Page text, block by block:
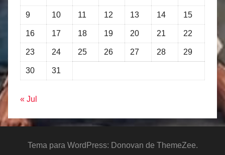
9 10 11 12 13 14 15
16 17 18 19 20 21 22
23 24 25 26 27 28 29
30 31
« Jul
Tema para WordPress: Donovan de ThemeZee.